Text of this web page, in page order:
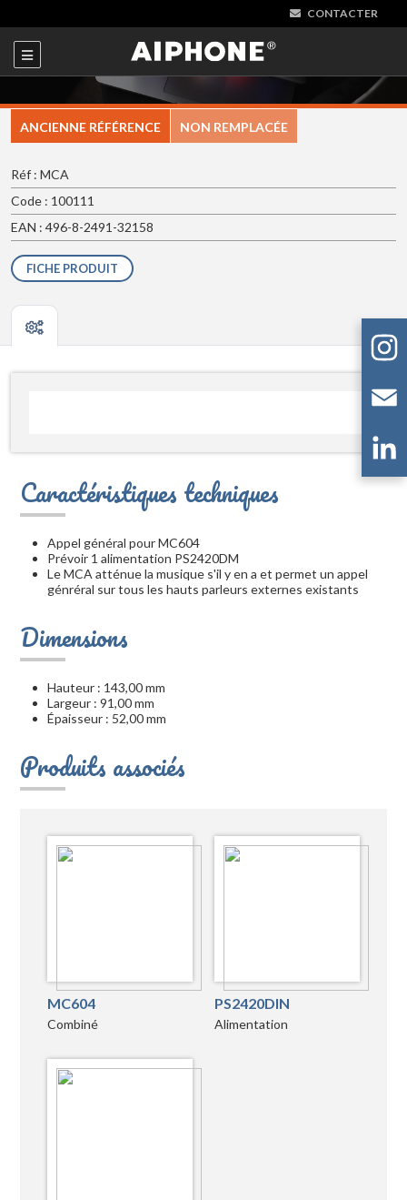
CONTACTER
ANCIENNE RÉFÉRENCE NON REMPLACÉE
Réf : MCA
Code : 100111
EAN : 496-8-2491-32158
FICHE PRODUIT
Caractéristiques techniques
Appel général pour MC604
Prévoir 1 alimentation PS2420DM
Le MCA atténue la musique s'il y en a et permet un appel
génréral sur tous les hauts parleurs externes existants
Dimensions
Hauteur : 143,00 mm
Largeur : 91,00 mm
Épaisseur : 52,00 mm
Produits associés
MC604
Combiné
PS2420DIN
Alimentation